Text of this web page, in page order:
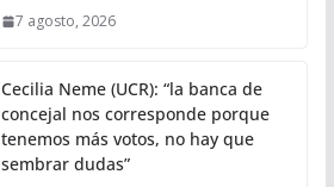
7 agosto, 2026
Cecilia Neme (UCR): “la banca de
concejal nos corresponde porque
tenemos más votos, no hay que
sembrar dudas”